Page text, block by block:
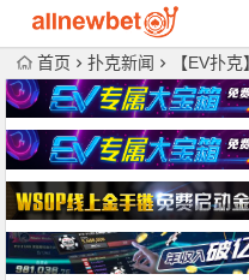
首页 扑克新闻 【EV扑克】趣